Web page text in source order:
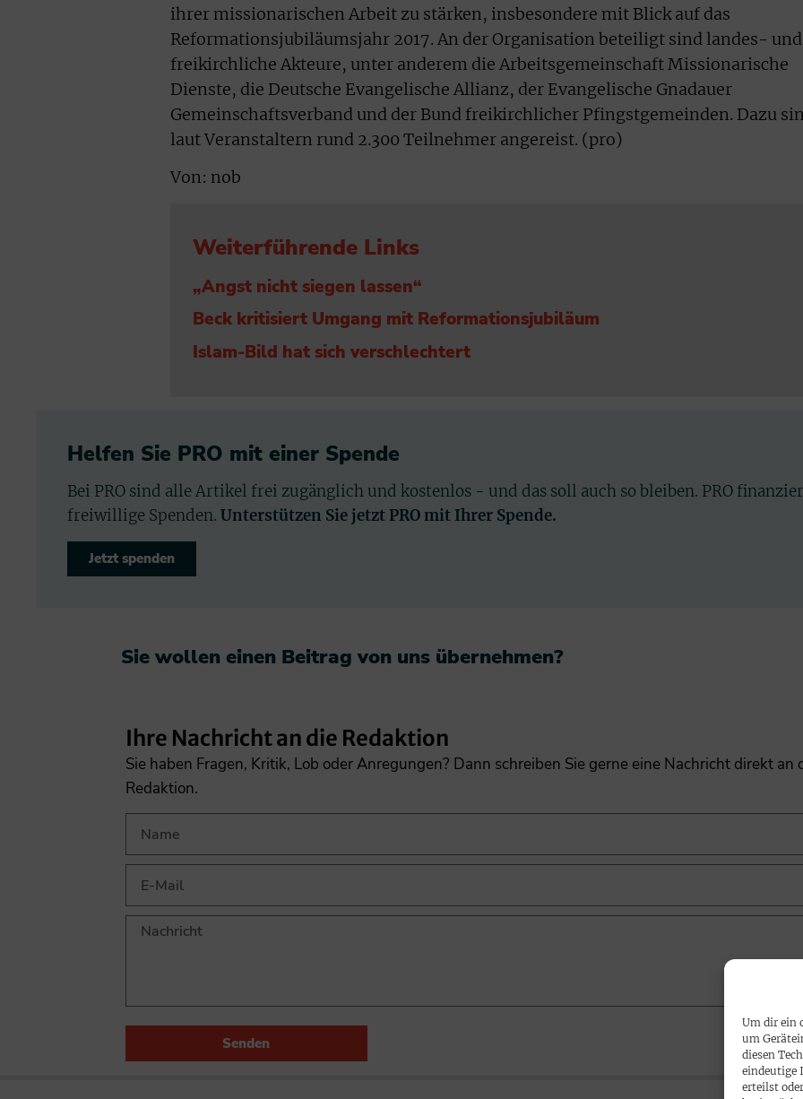
Um dir ein
um
diesen
eindeutige
erteilst
ihrer missionarischen Arbeit zu stärken, insbesondere mit Blick auf das
Reformationsjubiläumsjahr 2017. An der Organisation beteiligt sind landes- und
freikirchliche Akteure, unter anderem die Arbeitsgemeinschaft Missionarische
Dienste, die Deutsche Evangelische Allianz, der Evangelische Gnadauer
Gemeinschaftsverband und der Bund freikirchlicher Pfingstgemeinden. Dazu
laut Veranstaltern rund 2.300 Teilnehmer angereist. (pro)
Von: nob
Weiterführende Links
„Angst nicht siegen lassen“
Beck kritisiert Umgang mit Reformationsjubiläum
Islam-Bild hat sich verschlechtert
Helfen Sie PRO mit einer Spende
Bei PRO sind alle Artikel frei zugänglich und kostenlos - und das soll auch so bleiben. PRO
freiwillige Spenden. Unterstützen Sie jetzt PRO mit Ihrer Spende.
Jetzt spenden
Sie wollen einen Beitrag von uns übernehmen?​
Ihre Nachricht an die Redaktion
Sie haben Fragen, Kritik, Lob oder Anregungen? Dann schreiben Sie gerne eine Nachricht direkt an
Redaktion.
Senden